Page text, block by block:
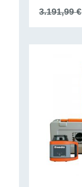
3.191,99€